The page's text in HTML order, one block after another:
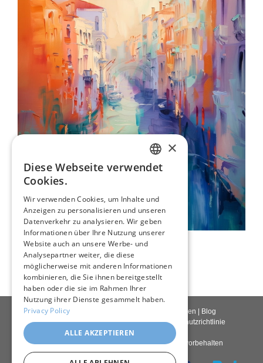
Abstraktes Venedig
80,00 €
Kontakt Anmelden
Blog
Lieferbedingungen|Rückgaberecht|Datenschutzrichtlinie
Copyright © 2026Pastel Brush– Alle Rechte vorbehalten
ENGLISH
GERMAN
FRENCH
×
Diese Webseite verwendet
Cookies.
Wir verwenden Cookies, um Inhalte und
Anzeigen zu personalisieren und unseren
Datenverkehr zu analysieren. Wir geben
Informationen über Ihre Nutzung unserer
Website auch an unsere Werbe- und
Analysepartner weiter, die diese
möglicherweise mit anderen Informationen
kombinieren, die Sie ihnen bereitgestellt
haben oder die sie im Rahmen Ihrer
Nutzung ihrer Dienste gesammelt haben.
Privacy Policy
ALLE AKZEPTIEREN